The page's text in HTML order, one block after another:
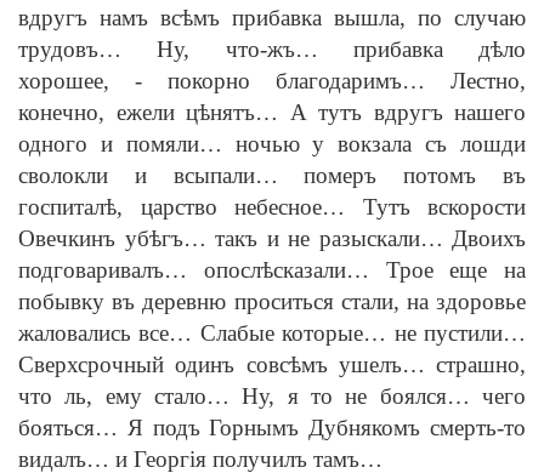
вдругъ намъ всѣмъ прибавка вышла, по случаю
трудовъ… Ну, что-жъ… прибавка дѣло
хорошее, - покорно благодаримъ… Лестно,
конечно, ежели цѣнятъ… А тутъ вдругъ нашего
одного и помяли… ночью у вокзала съ лошди
сволокли и всыпали… померъ потомъ въ
госпиталѣ, царство небесное… Тутъ вскорости
Овечкинъ убѣгъ… такъ и не разыскали… Двоихъ
подговаривалъ… опослѣсказали… Трое еще на
побывку въ деревню проситься стали, на здоровье
жаловались все… Слабые которые… не пустили…
Сверхсрочный одинъ совсѣмъ ушелъ… страшно,
что ль, ему стало… Ну, я то не боялся… чего
бояться… Я подъ Горнымъ Дубнякомъ смерть-то
видалъ… и Георгiя получилъ тамъ…